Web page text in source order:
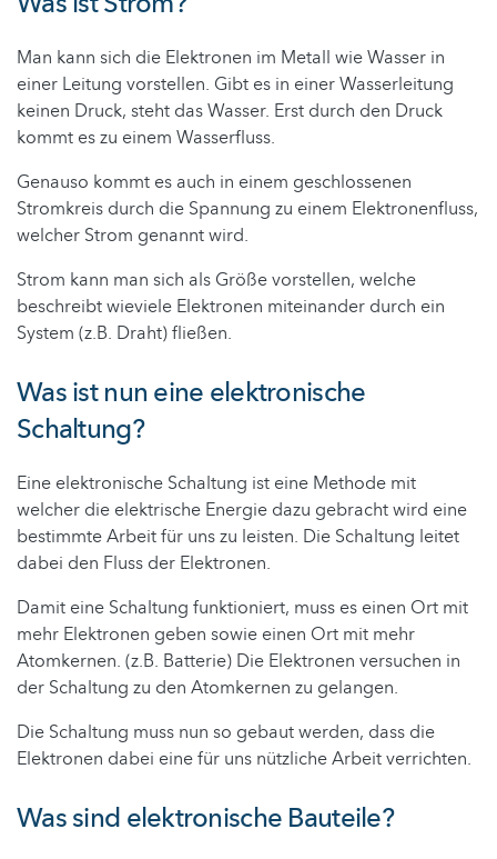
Man kann sich die Elektronen im Metall wie Wasser in
einer Leitung vorstellen. Gibt es in einer Wasserleitung
keinen Druck, steht das Wasser. Erst durch den Druck
kommt es zu einem Wasserfluss.
Genauso kommt es auch in einem geschlossenen
Stromkreis durch die Spannung zu einem Elektronenfluss,
welcher Strom genannt wird.
Strom kann man sich als Größe vorstellen, welche
beschreibt wieviele Elektronen miteinander durch ein
System (z.B. Draht) fließen.
Was ist nun eine elektronische
Schaltung?
Eine elektronische Schaltung ist eine Methode mit
welcher die elektrische Energie dazu gebracht wird eine
bestimmte Arbeit für uns zu leisten. Die Schaltung leitet
dabei den Fluss der Elektronen.
Damit eine Schaltung funktioniert, muss es einen Ort mit
mehr Elektronen geben sowie einen Ort mit mehr
Atomkernen. (z.B. Batterie) Die Elektronen versuchen in
der Schaltung zu den Atomkernen zu gelangen.
Die Schaltung muss nun so gebaut werden, dass die
Elektronen dabei eine für uns nützliche Arbeit verrichten.
Was sind elektronische Bauteile?